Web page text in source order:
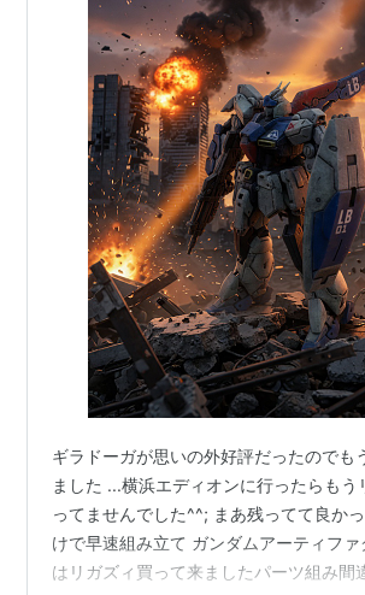
ギラドーガが思いの外好評だったのでも
ました ...横浜エディオンに行ったらもう
ってませんでした^^; まあ残ってて良か
けで早速組み立て ガンダムアーティフ
はリガズィ買って来ましたパーツ組み間